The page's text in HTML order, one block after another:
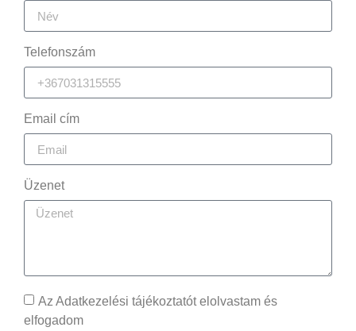
Telefonszám
Email cím
Üzenet
Az Adatkezelési tájékoztatót elolvastam és
elfogadom